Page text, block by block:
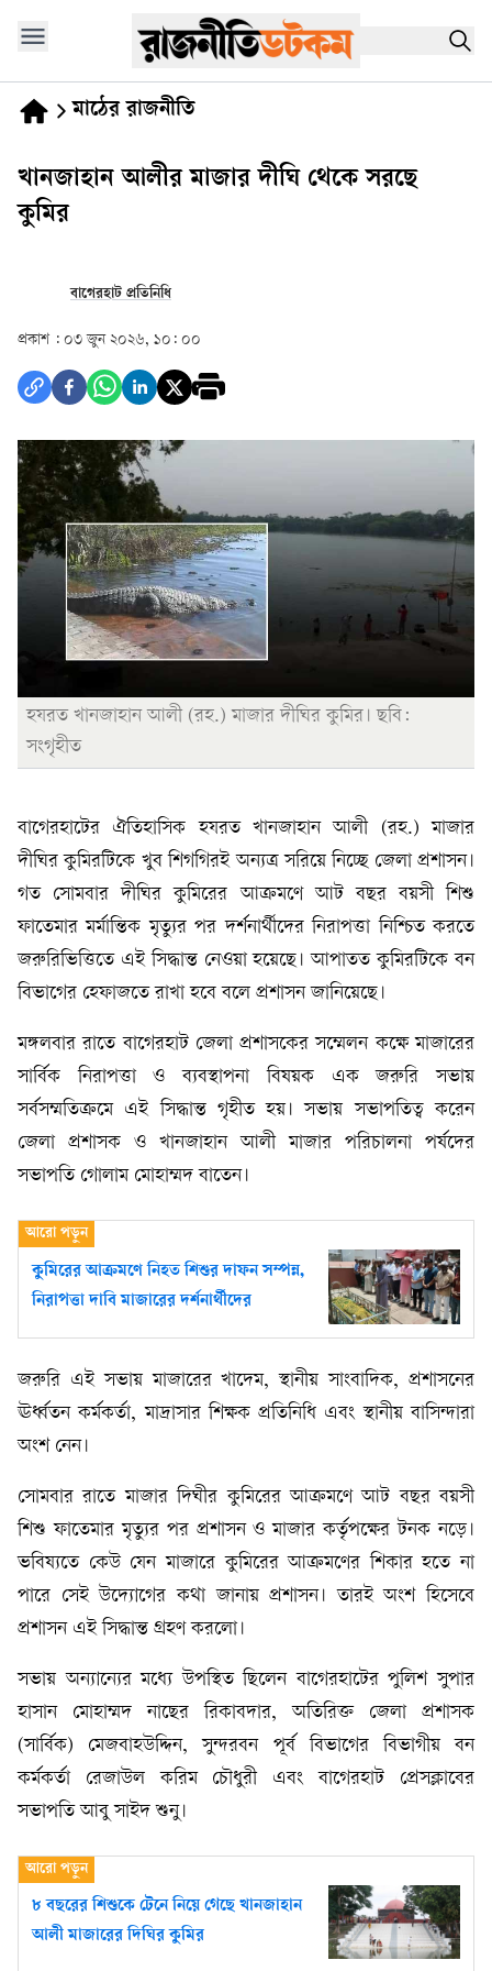
মাঠের রাজনীতি
খানজাহান আলীর মাজার দীঘি থেকে সরছে
কুমির
বাগেরহাট প্রতিনিধি
প্রকাশ : ০৩ জুন ২০২৬, ১০: ০০
হযরত খানজাহান আলী (রহ.) মাজার দীঘির কুমির। ছবি:
সংগৃহীত
বাগেরহাটের ঐতিহাসিক হযরত খানজাহান আলী (রহ.) মাজার
দীঘির কুমিরটিকে খুব শিগগিরই অন্যত্র সরিয়ে নিচ্ছে জেলা প্রশাসন।
গত সোমবার দীঘির কুমিরের আক্রমণে আট বছর বয়সী শিশু
ফাতেমার মর্মান্তিক মৃত্যুর পর দর্শনার্থীদের নিরাপত্তা নিশ্চিত করতে
জরুরিভিত্তিতে এই সিদ্ধান্ত নেওয়া হয়েছে। আপাতত কুমিরটিকে বন
বিভাগের হেফাজতে রাখা হবে বলে প্রশাসন জানিয়েছে।
মঙ্গলবার রাতে বাগেরহাট জেলা প্রশাসকের সম্মেলন কক্ষে মাজারের
সার্বিক নিরাপত্তা ও ব্যবস্থাপনা বিষয়ক এক জরুরি সভায়
সর্বসম্মতিক্রমে এই সিদ্ধান্ত গৃহীত হয়। সভায় সভাপতিত্ব করেন
জেলা প্রশাসক ও খানজাহান আলী মাজার পরিচালনা পর্ষদের
সভাপতি গোলাম মোহাম্মদ বাতেন।
কুমিরের আক্রমণে নিহত শিশুর দাফন সম্পন্ন,
নিরাপত্তা দাবি মাজারের দর্শনার্থীদের
জরুরি এই সভায় মাজারের খাদেম, স্থানীয় সাংবাদিক, প্রশাসনের
ঊর্ধ্বতন কর্মকর্তা, মাদ্রাসার শিক্ষক প্রতিনিধি এবং স্থানীয় বাসিন্দারা
অংশ নেন।
সোমবার রাতে মাজার দিঘীর কুমিরের আক্রমণে আট বছর বয়সী
শিশু ফাতেমার মৃত্যুর পর প্রশাসন ও মাজার কর্তৃপক্ষের টনক নড়ে।
ভবিষ্যতে কেউ যেন মাজারে কুমিরের আক্রমণের শিকার হতে না
পারে সেই উদ্যোগের কথা জানায় প্রশাসন। তারই অংশ হিসেবে
প্রশাসন এই সিদ্ধান্ত গ্রহণ করলো।
সভায় অন্যান্যের মধ্যে উপস্থিত ছিলেন বাগেরহাটের পুলিশ সুপার
হাসান মোহাম্মদ নাছের রিকাবদার, অতিরিক্ত জেলা প্রশাসক
(সার্বিক) মেজবাহউদ্দিন, সুন্দরবন পূর্ব বিভাগের বিভাগীয় বন
কর্মকর্তা রেজাউল করিম চৌধুরী এবং বাগেরহাট প্রেসক্লাবের
সভাপতি আবু সাইদ শুনু।
৮ বছরের শিশুকে টেনে নিয়ে গেছে খানজাহান
আলী মাজারের দিঘির কুমির